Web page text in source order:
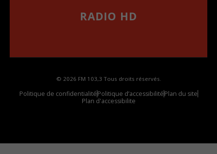
RADIO HD
© 2026 FM 103,3 Tous droits réservés.
Politique de confidentialitéPolitique d’accessibilitéPlan du site
Plan d'accessibilite